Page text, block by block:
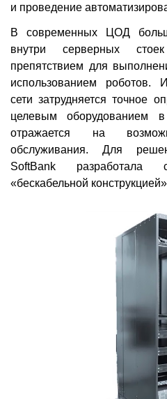
и проведение
В современных ЦОД
внутри серверных
препятствием для
использованием роботов.
сети затрудняется точное
целевым оборудованием
отражается на
обслуживания. Для
SoftBank разработала
«бескабельной